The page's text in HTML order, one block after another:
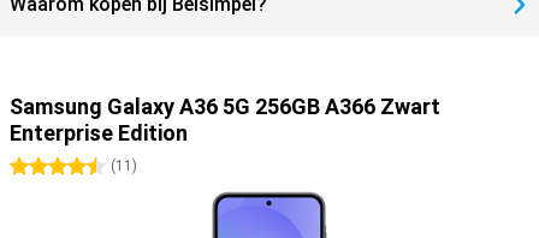
Samsung Galaxy A36 5G 256GB A366 Zwart
Enterprise Edition
4.5 sterren
(11 )